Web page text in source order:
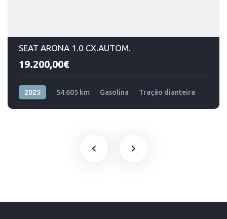
SEAT ARONA 1.0 CX.AUTOM.
19.200,00€
2025 54.605 km Gasolina Tração dianteira